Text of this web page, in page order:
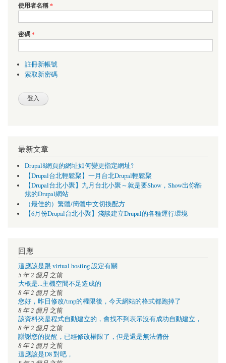
使用者名稱*
密碼*
註冊新帳號
索取新密碼
最新文章
Drupal8網頁的網址如何變更指定網址?
【Drupal台北輕鬆聚】一月台北Drupal輕鬆聚
【Drupal台北小聚】九月台北小聚～就是要Show，Show出你酷
炫的Drupal網站
（最佳的）繁體/簡體中文切換配方
【6月份Drupal台北小聚】淺談建立Drupal的各種運行環境
回應
這應該是跟 virtual hosting 設定有關
5 年 2 個月 之前
大概是...主機空間不足造成的
8 年 2 個月 之前
您好，昨日修改/tmp的權限後，今天網站的格式都跑掉了
8 年 2 個月 之前
該資料夾是程式自動建立的，會找不到表示沒有成功自動建立，
8 年 2 個月 之前
謝謝您的提醒，已經修改權限了，但是還是無法備份
8 年 2 個月 之前
這應該是D8 對吧，